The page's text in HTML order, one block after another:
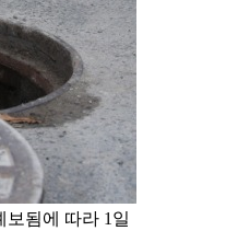
됨에 따라 1일